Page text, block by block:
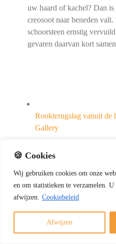
🍪 Cookies
Wij gebruiken cookies om onze
en om statistieken te verzamelen. U
afwijzen. Cookiebeleid
Afwijzen
uw haard of kachel? Dan is
creosoot naar beneden
schoorsteen ernstig
gevaren daarvan kort
Rookterugslag vanuit de
Gallery
Rookterugslag vanuit
Schoorsteenvegen
Rookterugslag
oplossingen